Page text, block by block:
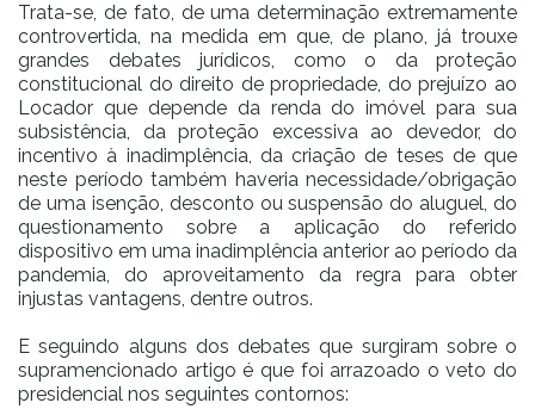
Trata-se, de fato, de uma determinação extremamente
controvertida, na medida em que, de plano, já trouxe
grandes debates jurídicos, como o da proteção
constitucional do direito de propriedade, do prejuízo ao
Locador que depende da renda do imóvel para sua
subsistência, da proteção excessiva ao devedor, do
incentivo à inadimplência, da criação de teses de que
neste período também haveria necessidade/obrigação
de uma isenção, desconto ou suspensão do aluguel, do
questionamento sobre a aplicação do referido
dispositivo em uma inadimplência anterior ao período da
pandemia, do aproveitamento da regra para obter
injustas vantagens, dentre outros.
E seguindo alguns dos debates que surgiram sobre o
supramencionado artigo é que foi arrazoado o veto do
presidencial nos seguintes contornos: